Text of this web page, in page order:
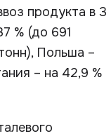
продукта в 3
% (до 691
Польша –
– на 42,9 %